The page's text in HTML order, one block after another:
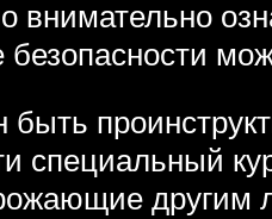
специальный